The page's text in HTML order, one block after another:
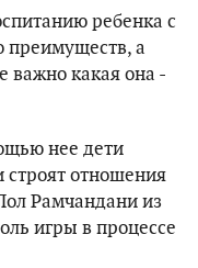
ребенка с
преимуществ, а
важно какая она -
нее дети
отношения
Рамчандани из
игры в процессе